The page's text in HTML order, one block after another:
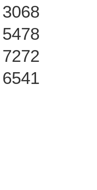
3068
5478
7272
6541